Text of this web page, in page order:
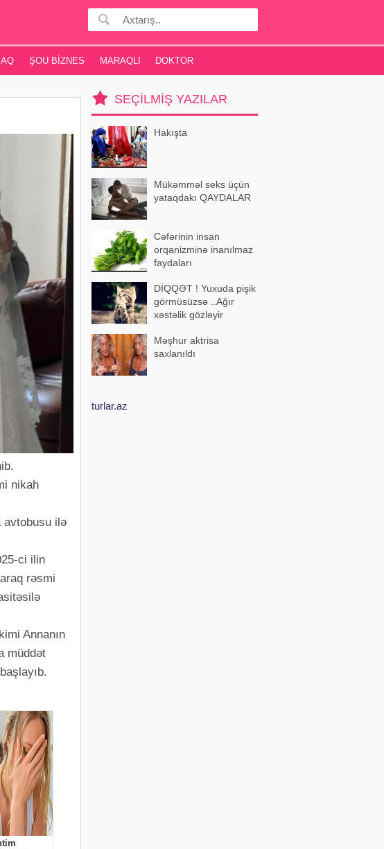
ŞOU BIZNES MARAQLI DOKTOR
nikah
avtobusu ilə
ci ilin
rəsmi
Annanın
müddət
SEÇILMIŞ YAZILAR
Hakışta
Mükəmməl seks üçün
yataqdakı QAYDALAR
Cəfərinin insan
orqanizminə inanılmaz
faydaları
DİQQƏT ! Yuxuda pişik
görmüsüzsə ..Ağır
xəstəlik gözləyir
Məşhur aktrisa
saxlanıldı
turlar.az